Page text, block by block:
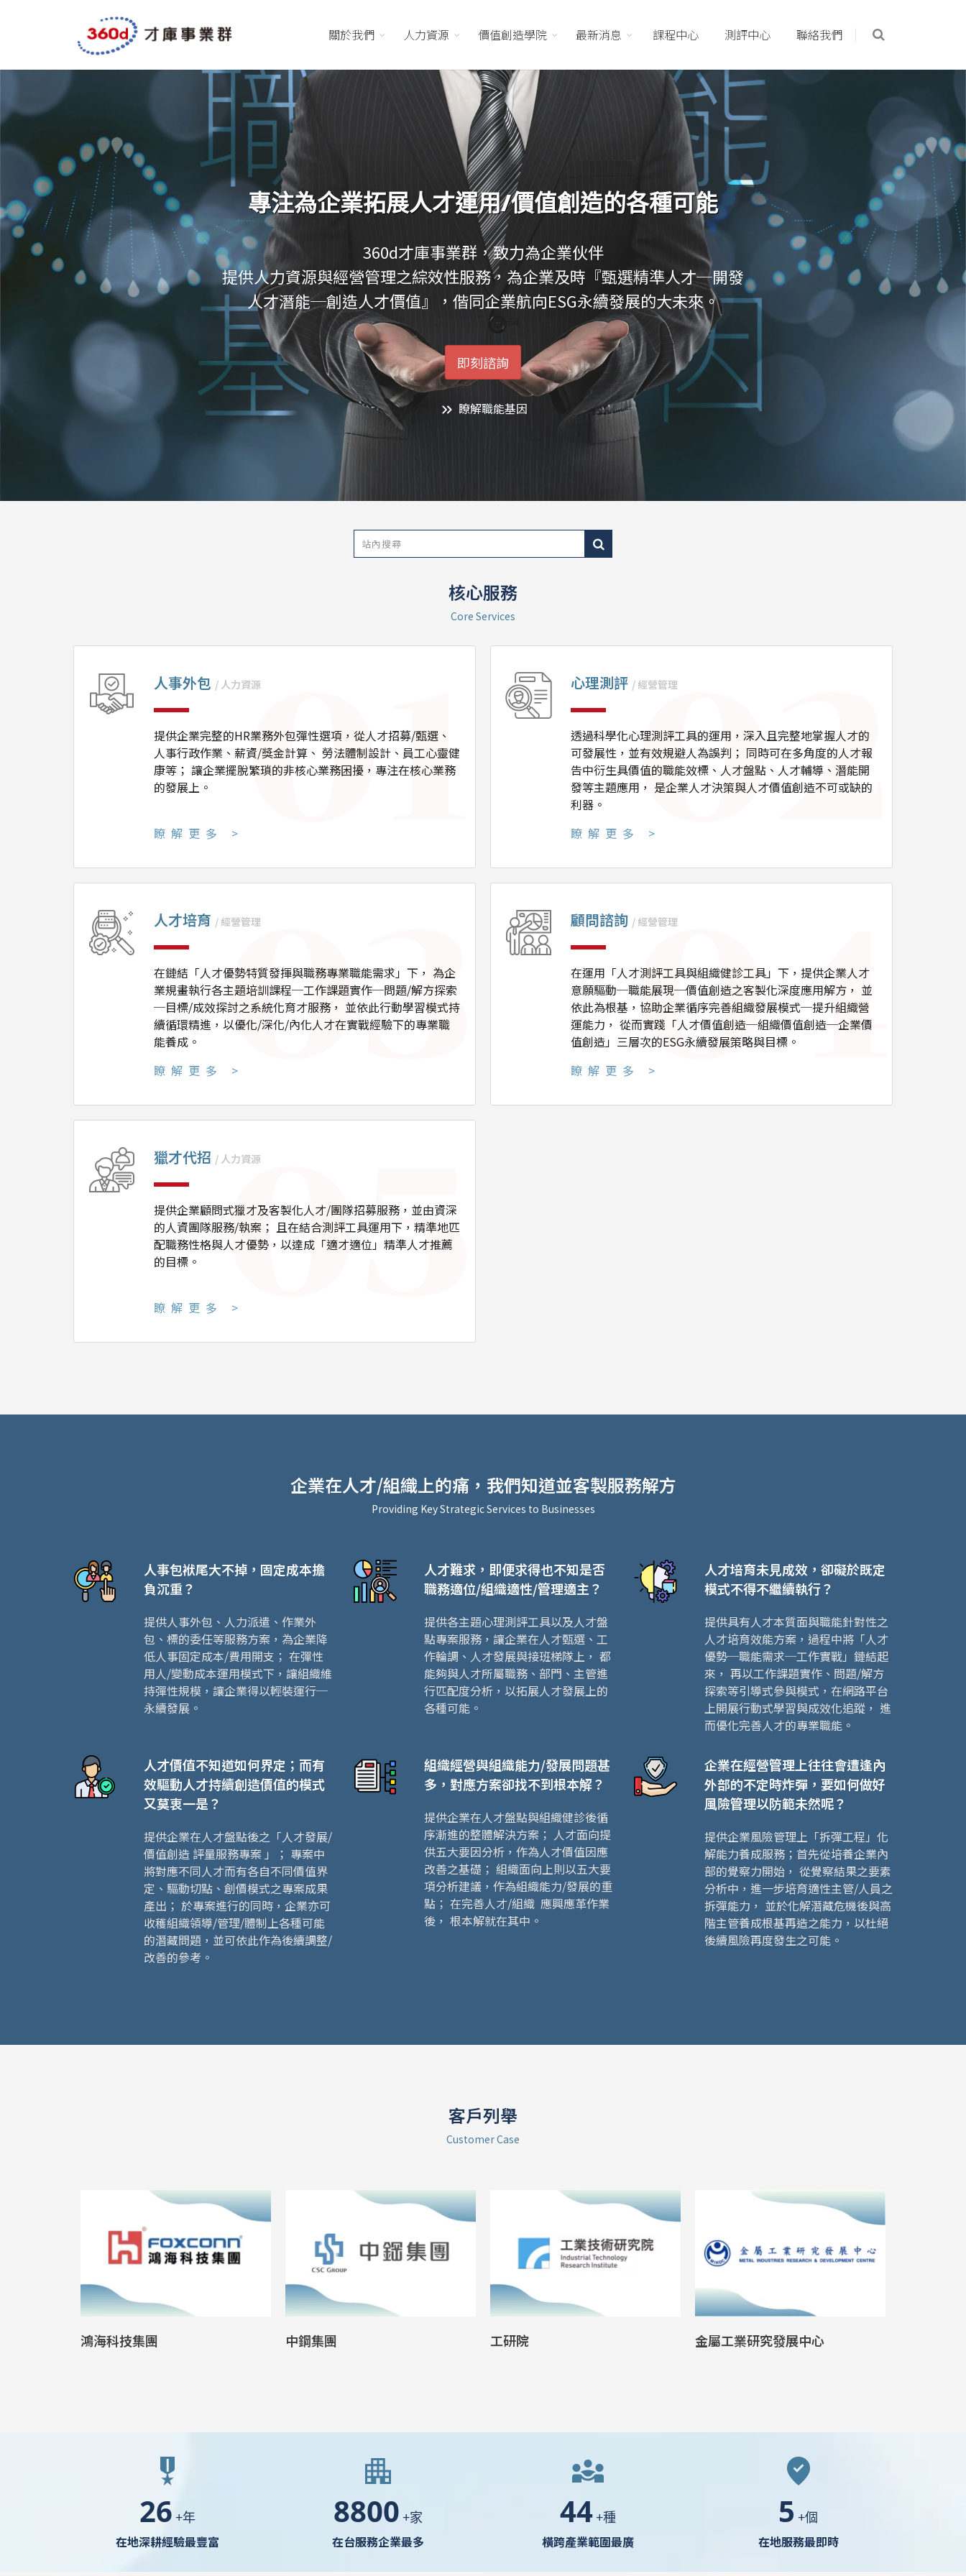
關於我們 人力資源 價值創造學院 最新消息 課程中心 測評中心 聯絡我們
專注為企業拓展人才運用/價值創造的各種可能
360d才庫事業群，致力為企業伙伴
提供人力資源與經營管理之綜效性服務，為企業及時『甄選精準人才─開發
人才潛能─創造人才價值』，偕同企業航向ESG永續發展的大未來。
即刻諮詢
瞭解職能基因
核心服務
Core Services
人事外包 / 人力資源
提供企業完整的HR業務外包彈性選項，從人才招募/甄選、
人事行政作業、薪資/獎金計算、 勞法體制設計、員工心靈健
康等； 讓企業擺脫繁瑣的非核心業務困擾，專注在核心業務
的發展上。
瞭解更多 >
心理測評 / 經營管理
透過科學化心理測評工具的運用，深入且完整地掌握人才的
可發展性，並有效規避人為誤判； 同時可在多角度的人才報
告中衍生具價值的職能效標、人才盤點、人才輔導、潛能開
發等主題應用， 是企業人才決策與人才價值創造不可或缺的
利器。
瞭解更多 >
人才培育 / 經營管理
在鏈結「人才優勢特質發揮與職務專業職能需求」下， 為企
業規畫執行各主題培訓課程─工作課題實作─問題/解方探索
─目標/成效探討之系統化育才服務， 並依此行動學習模式持
續循環精進，以優化/深化/內化人才在實戰經驗下的專業職
能養成。
瞭解更多 >
顧問諮詢 / 經營管理
在運用「人才測評工具與組織健診工具」下，提供企業人才
意願驅動─職能展現─價值創造之客製化深度應用解方， 並
依此為根基，協助企業循序完善組織發展模式─提升組織營
運能力， 從而實踐「人才價值創造─組織價值創造─企業價
值創造」三層次的ESG永續發展策略與目標。
瞭解更多 >
獵才代招 / 人力資源
提供企業顧問式獵才及客製化人才/團隊招募服務，並由資深
的人資團隊服務/執案； 且在結合測評工具運用下，精準地匹
配職務性格與人才優勢，以達成「適才適位」精準人才推薦
的目標。
瞭解更多 >
企業在人才/組織上的痛，我們知道並客製服務解方
Providing Key Strategic Services to Businesses
人事包袱尾大不掉，固定成本擔
負沉重？
提供人事外包、人力派遣、作業外
包、標的委任等服務方案，為企業降
低人事固定成本/費用開支； 在彈性
用人/變動成本運用模式下，讓組織維
持彈性規模，讓企業得以輕裝運行─
永續發展。
人才難求，即便求得也不知是否
職務適位/組織適性/管理適主？
提供各主題心理測評工具以及人才盤
點專案服務，讓企業在人才甄選、工
作輪調、人才發展與接班梯隊上， 都
能夠與人才所屬職務、部門、主管進
行匹配度分析，以拓展人才發展上的
各種可能。
人才培育未見成效，卻礙於既定
模式不得不繼續執行？
提供具有人才本質面與職能針對性之
人才培育效能方案，過程中將「人才
優勢─職能需求─工作實戰」鏈結起
來， 再以工作課題實作、問題/解方
探索等引導式參與模式，在網路平台
上開展行動式學習與成效化追蹤， 進
而優化完善人才的專業職能。
人才價值不知道如何界定；而有
效驅動人才持續創造價值的模式
又莫衷一是？
提供企業在人才盤點後之「人才發展/
價值創造 評量服務專案 」； 專案中
將對應不同人才而有各自不同價值界
定、驅動切點、創價模式之專案成果
產出； 於專案進行的同時，企業亦可
收穫組織領導/管理/體制上各種可能
的潛藏問題，並可依此作為後續調整/
改善的參考。
組織經營與組織能力/發展問題甚
多，對應方案卻找不到根本解？
提供企業在人才盤點與組織健診後循
序漸進的整體解決方案； 人才面向提
供五大要因分析，作為人才價值因應
改善之基礎； 組織面向上則以五大要
項分析建議，作為組織能力/發展的重
點； 在完善人才/組織 應興應革作業
後， 根本解就在其中。
企業在經營管理上往往會遭逢內
外部的不定時炸彈，要如何做好
風險管理以防範未然呢？
提供企業風險管理上「拆彈工程」化
解能力養成服務；首先從培養企業內
部的覺察力開始， 從覺察結果之要素
分析中，進一步培育適性主管/人員之
拆彈能力， 並於化解潛藏危機後與高
階主管養成根基再造之能力，以杜絕
後續風險再度發生之可能。
客戶列舉
Customer Case
中鋼集團 工研院 金屬工業研究發展中心 玉山銀行
30 +年
在地深耕經驗最豐富
10000 +家
在台服務企業最多
50 +種
橫跨產業範圍最廣
6 +個
在地服務最即時